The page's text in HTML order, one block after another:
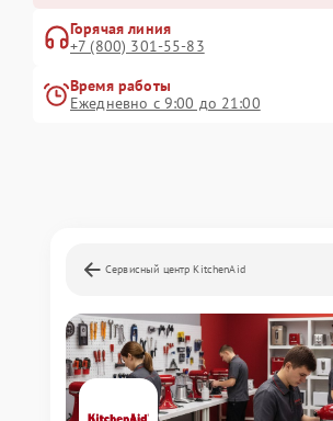
Горячая линия
+7 (800) 301-55-83
Время работы
Ежедневно с 9:00 до 21:00
Сервисный центр KitchenAid